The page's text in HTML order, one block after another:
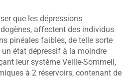
que les dépressions
affectent des individus
pinéales faibles, de telle sorte
état dépressif à la moindre
leur système Veille-Sommeil,
à 2 réservoirs, contenant de